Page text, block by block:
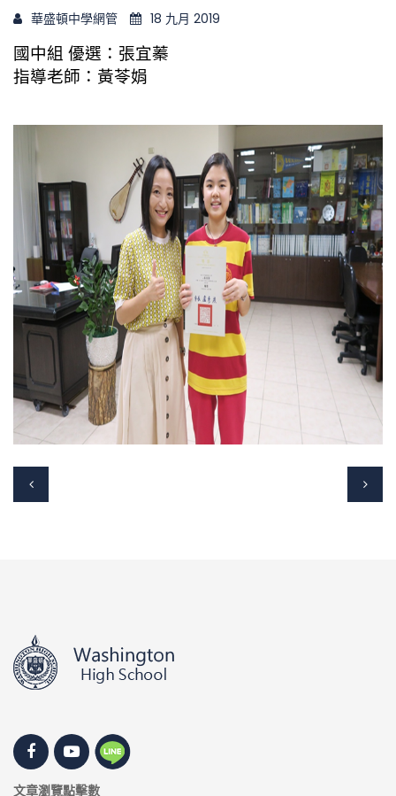
華盛頓中學網管 18 九月 2019
國中組 優選：張宜蓁
指導老師：黃苓娟
文章瀏覽點擊數